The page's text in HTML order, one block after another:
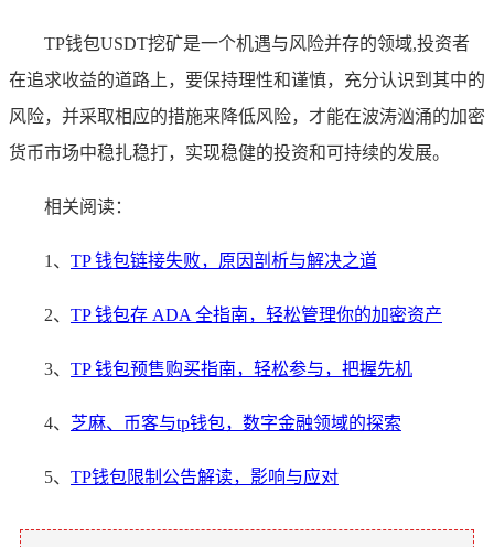
TP钱包USDT挖矿是一个机遇与风险并存的领域,投资者
在追求收益的道路上，要保持理性和谨慎，充分认识到其中的
风险，并采取相应的措施来降低风险，才能在波涛汹涌的加密
货币市场中稳扎稳打，实现稳健的投资和可持续的发展。
相关阅读：
1、 TP 钱包链接失败，原因剖析与解决之道
2、 TP 钱包存 ADA 全指南，轻松管理你的加密资产
3、 TP 钱包预售购买指南，轻松参与，把握先机
4、 芝麻、币客与tp钱包，数字金融领域的探索
5、 TP钱包限制公告解读，影响与应对